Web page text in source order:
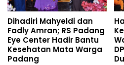
Dihadiri Mahyeldi dan
Fadly Amran; RS Padang
Eye Center Hadir Bantu
Kesehatan Mata Warga
Padang